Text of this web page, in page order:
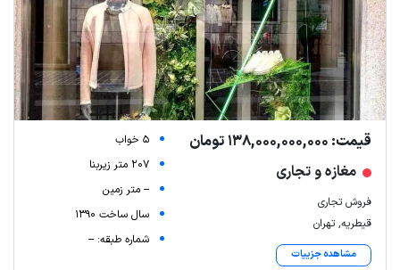
قیمت: 138,000,000,000 تومان
مغازه و تجاری
فروش تجاری
قیطریه, تهران
مشاهده جزییات
5 خواب
207 متر زیربنا
-- متر زمین
سال ساخت 1390
شماره طبقه: --